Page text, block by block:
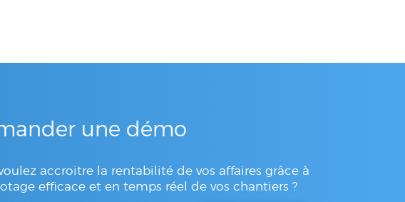
une démo
accroitre la rentabilité de vos affaires grâce à
efficace et en temps réel de vos chantiers ?